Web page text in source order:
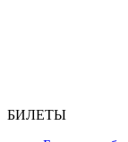
БИЛЕТЫ